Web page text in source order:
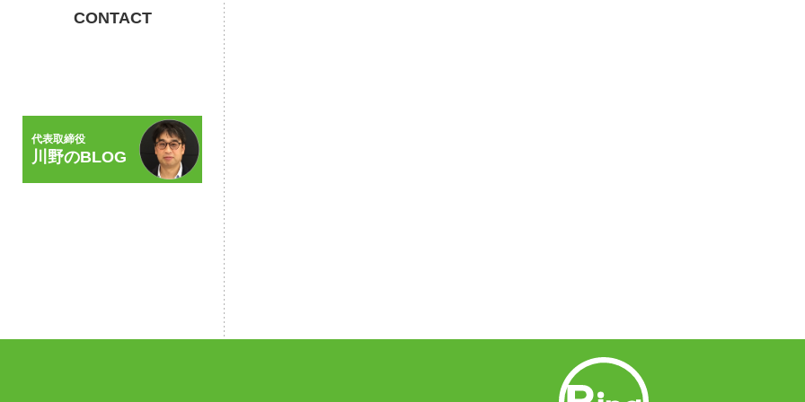
CONTACT
代表取締役
川野のBLOG